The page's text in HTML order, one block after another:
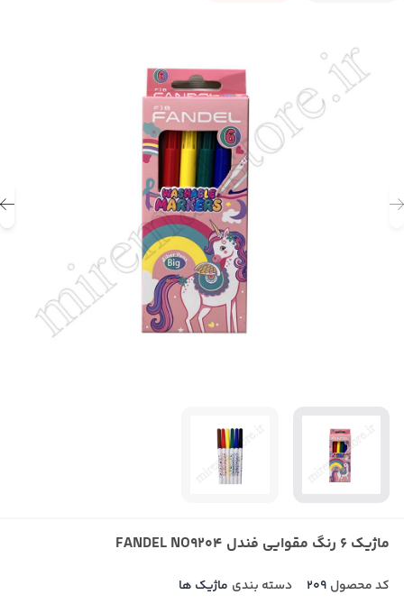
ماژیک 6 رنگ مقوایی فندل FANDEL NO9204
کد محصول 209 دسته بندی ماژیک ها